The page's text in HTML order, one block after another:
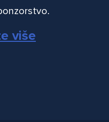
više